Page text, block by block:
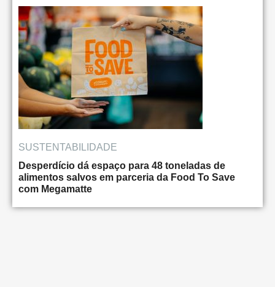
SUSTENTABILIDADE
Desperdício dá espaço para 48 toneladas de
alimentos salvos em parceria da Food To Save
com Megamatte